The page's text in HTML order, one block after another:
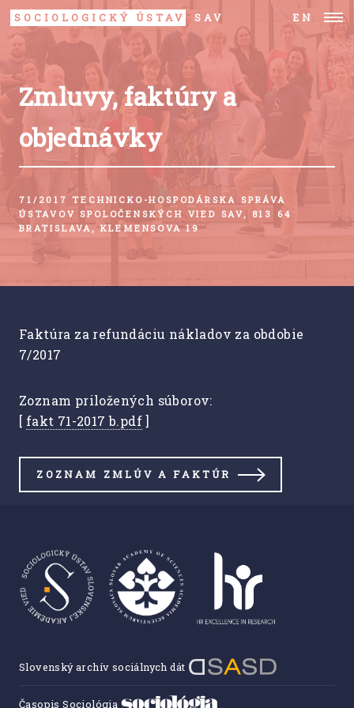
SOCIOLOGICKÝ ÚSTAV SAV EN
Zmluvy, faktúry a
objednávky
71/2017 TECHNICKO-HOSPODÁRSKA SPRÁVA
ÚSTAVOV SPOLOČENSKÝCH VIED SAV, 813 64
BRATISLAVA, KLEMENSOVA 19
Faktúra za refundáciu nákladov za obdobie
7/2017
Zoznam priložených súborov:
[ fakt 71-2017 b.pdf]
ZOZNAM ZMLÚV A FAKTÚR
Slovenský archív sociálnych dát
Časopis Sociológia